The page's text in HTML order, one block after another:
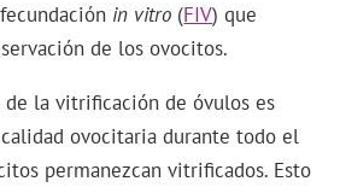
in vitro (FIV) que
de los ovocitos.
la vitrificación de óvulos es
ovocitaria durante todo el
permanezcan vitrificados. Esto